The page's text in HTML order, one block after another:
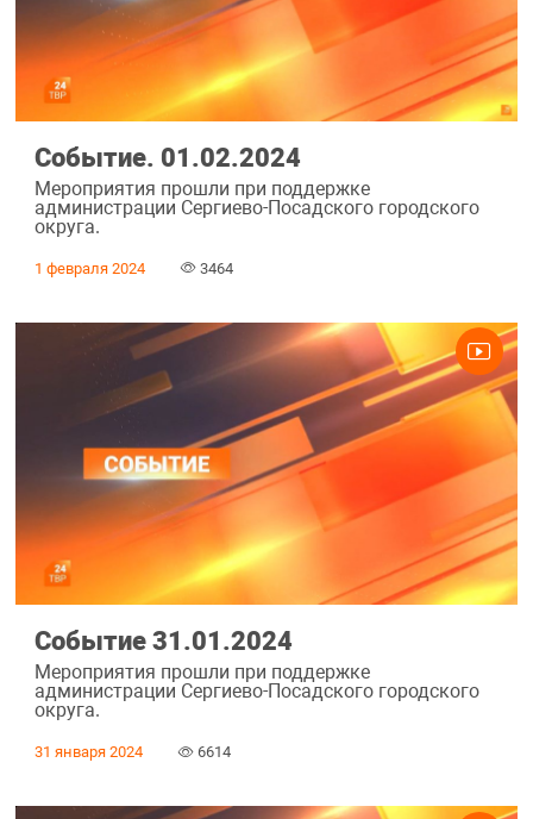
Событие. 01.02.2024
Мероприятия прошли при поддержке
администрации Сергиево-Посадского городского
округа.
1 февраля 2024 3464
Событие 31.01.2024
Мероприятия прошли при поддержке
администрации Сергиево-Посадского городского
округа.
31 января 2024 6614